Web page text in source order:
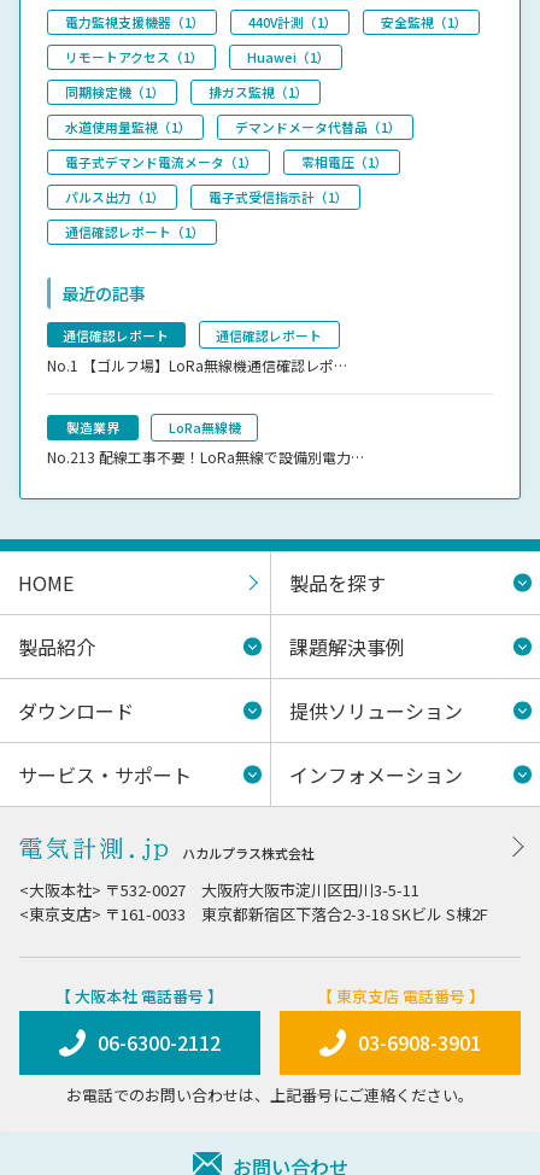
電力監視支援機器（1）
440V計測（1）
安全監視（1）
リモートアクセス（1）
Huawei（1）
同期検定機（1）
排ガス監視（1）
水道使用量監視（1）
デマンドメータ代替品（1）
電子式デマンド電流メータ（1）
零相電圧（1）
パルス出力（1）
電子式受信指示計（1）
通信確認レポート（1）
最近の記事
通信確認レポート 通信確認レポート
No.1 【ゴルフ場】LoRa無線機通信確認レポ…
製造業界 LoRa無線機
No.213 配線工事不要！LoRa無線で設備別電力…
HOME 製品を探す
製品紹介 課題解決事例
ダウンロード 提供ソリューション
サービス・サポート インフォメーション
ハカルプラス株式会社
<大阪本社> 〒532-0027 大阪府大阪市淀川区田川3-5-11
<東京支店> 〒161-0033 東京都新宿区下落合2-3-18 SKビル S棟2F
【 大阪本社 電話番号 】
06-6300-2112
【 東京支店 電話番号 】
03-6908-3901
お電話でのお問い合わせは、上記番号にご連絡ください。
お問い合わせ